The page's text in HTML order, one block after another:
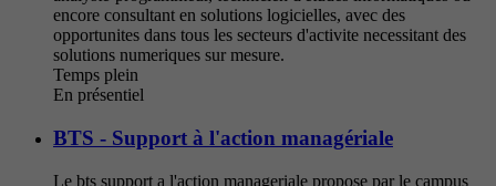
encore consultant en solutions logicielles, avec des
opportunites dans tous les secteurs d'activite necessitant des
solutions numeriques sur mesure.
Temps plein
En présentiel
BTS - Support à l'action managériale
Le bts support a l'action manageriale propose par le campus